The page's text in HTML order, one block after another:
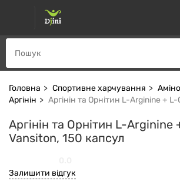
Головна Спортивне харчування
Аргінін
Аргінін та Орнітин L-Arginine +
Аргінін та Орнітин L-
Vansiton, 150 капсул
Залишити відгук